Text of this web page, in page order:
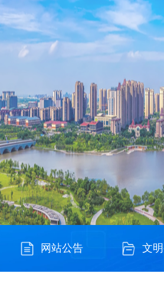
网站公告 文